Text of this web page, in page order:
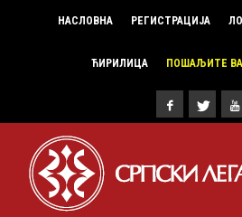
НАСЛОВНА РЕГИСТРАЦИЈА
ЋИРИЛИЦА ПОШАЉИТЕ